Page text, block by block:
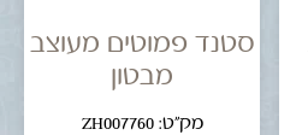
סטנד פמוטים מעוצב
מבטון
מק"ט: ZH007760